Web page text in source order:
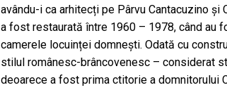
avându-i ca arhitecți pe Pârvu Cantacuzino și
a fost restaurată între 1960 – 1978, când au
camerele locuinței domnești. Odată cu
stilul românesc-brâncovenesc – considerat
deoarece a fost prima ctitorie a domnitorului